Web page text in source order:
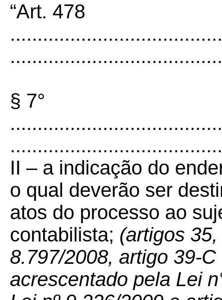
“Art. 478
§ 7°
II – a indicação do
o qual deverão ser
atos do processo ao
contabilista; (artigos
8.797/2008, artigo 39-
acrescentado pela Lei